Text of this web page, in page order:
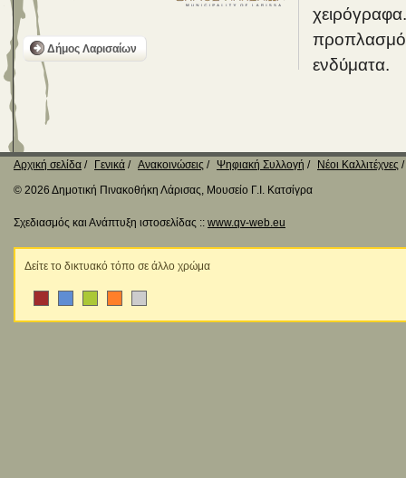
Δήμος Λαρισαίων
ενδύματα.
Αρχική σελίδα Γενικά Ανακοινώσεις Ψηφιακή Συλλογή
Νέοι Καλλιτέχνες
© 2026 Δημοτική Πινακοθήκη Λάρισας, Μουσείο Γ.Ι. Κατσίγρα
Σχεδιασμός και Ανάπτυξη ιστοσελίδας :: www.qv-web.eu
Δείτε το δικτυακό τόπο σε άλλο χρώμα